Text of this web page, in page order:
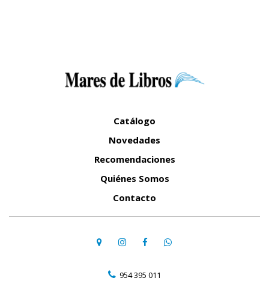
Catálogo
Novedades
Recomendaciones
Quiénes Somos
Contacto
954 395 011